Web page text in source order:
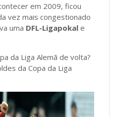
em 2009, ficou
vez mais congestionado
uma DFL-Ligapokale
da Liga Alemã de volta?
da Copa da Liga